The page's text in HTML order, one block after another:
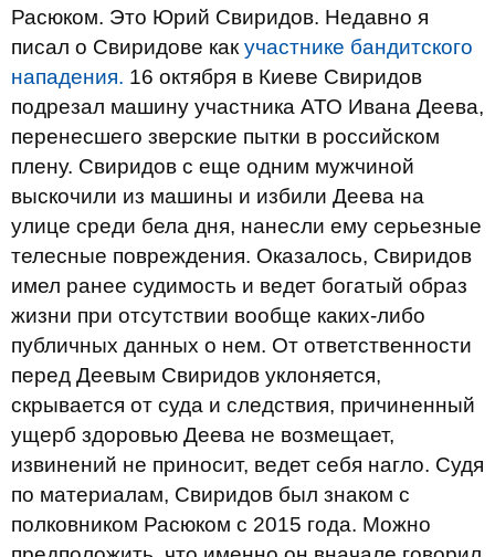
Расюком. Это Юрий Свиридов. Недавно я
писал о Свиридове как участнике бандитского
нападения. 16 октября в Киеве Свиридов
подрезал машину участника АТО Ивана Деева,
перенесшего зверские пытки в российском
плену. Свиридов с еще одним мужчиной
выскочили из машины и избили Деева на
улице среди бела дня, нанесли ему серьезные
телесные повреждения. Оказалось, Свиридов
имел ранее судимость и ведет богатый образ
жизни при отсутствии вообще каких-либо
публичных данных о нем. От ответственности
перед Деевым Свиридов уклоняется,
скрывается от суда и следствия, причиненный
ущерб здоровью Деева не возмещает,
извинений не приносит, ведет себя нагло. Судя
по материалам, Свиридов был знаком с
полковником Расюком с 2015 года. Можно